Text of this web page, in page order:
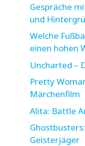
Gespräche
und
Welche
einen hohen
Uncharted –
Pretty
Märchenfilm
Alita: Battle
Geisterjäger